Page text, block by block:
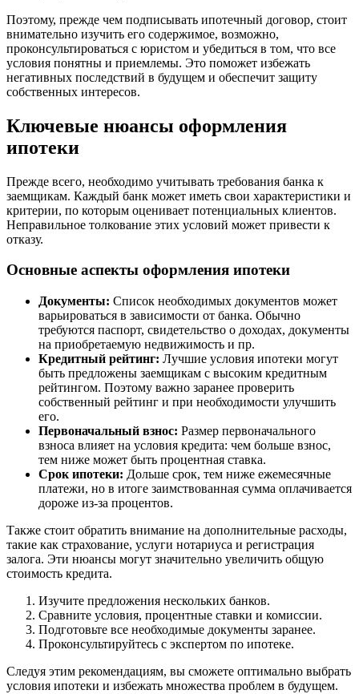
Поэтому, прежде чем подписывать ипотечный договор, стоит
внимательно изучить его содержимое, возможно,
проконсультироваться с юристом и убедиться в том, что все
условия понятны и приемлемы. Это поможет избежать
негативных последствий в будущем и обеспечит защиту
собственных интересов.
Ключевые нюансы оформления
ипотеки
Прежде всего, необходимо учитывать требования банка к
заемщикам. Каждый банк может иметь свои характеристики и
критерии, по которым оценивает потенциальных клиентов.
Неправильное толкование этих условий может привести к
отказу.
Основные аспекты оформления ипотеки
Документы: Список необходимых документов может
варьироваться в зависимости от банка. Обычно
требуются паспорт, свидетельство о доходах, документы
на приобретаемую недвижимость и пр.
Кредитный рейтинг: Лучшие условия ипотеки могут
быть предложены заемщикам с высоким кредитным
рейтингом. Поэтому важно заранее проверить
собственный рейтинг и при необходимости улучшить
его.
Первоначальный взнос: Размер первоначального
взноса влияет на условия кредита: чем больше взнос,
тем ниже может быть процентная ставка.
Срок ипотеки: Дольше срок, тем ниже ежемесячные
платежи, но в итоге заимствованная сумма оплачивается
дороже из-за процентов.
Также стоит обратить внимание на дополнительные расходы,
такие как страхование, услуги нотариуса и регистрация
залога. Эти нюансы могут значительно увеличить общую
стоимость кредита.
Изучите предложения нескольких банков.
Сравните условия, процентные ставки и комиссии.
Подготовьте все необходимые документы заранее.
Проконсультируйтесь с экспертом по ипотеке.
Следуя этим рекомендациям, вы сможете оптимально выбрать
условия ипотеки и избежать множества проблем в будущем.